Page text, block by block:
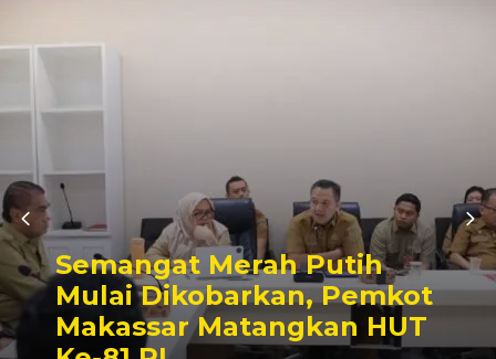
Ajang Silaturahmi Lintas
Sektor, Pertandingan
Sepak Bola Mini Warnai
Semarak HUT ke-81 RI di